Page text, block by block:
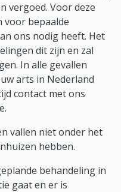
vergoed. Voor deze
voor bepaalde
ons nodig heeft. Het
dit zijn en zal
In alle gevallen
arts in Nederland
contact met ons
vallen niet onder het
hebben.
behandeling in
gaat en er is